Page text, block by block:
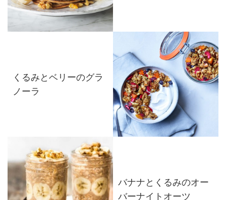
くるみとベリーのグラ
ノーラ
バナナとくるみのオー
バーナイトオーツ